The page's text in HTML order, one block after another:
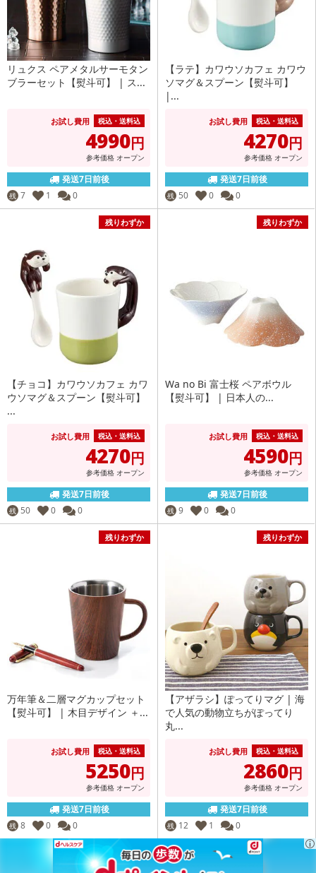
リュクス ペアメタルサーモタン
ブラーセット【熨斗可】 | ス...
お試し費用 税込・送料込
4990円
参考価格 オープン
発送7日前後
残 7 1 0
【ラテ】カワウソカフェ カワウ
ソマグ＆スプーン【熨斗可】
|...
お試し費用 税込・送料込
4270円
参考価格 オープン
発送7日前後
残 50 0 0
残りわずか
【チョコ】カワウソカフェ カワ
ウソマグ＆スプーン【熨斗可】
...
お試し費用 税込・送料込
4270円
参考価格 オープン
発送7日前後
残 50 0 0
残りわずか
Wa no Bi 富士桜 ペアボウル
【熨斗可】 | 日本人の...
お試し費用 税込・送料込
4590円
参考価格 オープン
発送7日前後
残 9 0 0
残りわずか
万年筆＆二層マグカップセット
【熨斗可】 | 木目デザイン ＋...
お試し費用 税込・送料込
5250円
参考価格 オープン
発送7日前後
残 8 0 0
残りわずか
【アザラシ】ぽってりマグ | 海
で人気の動物立ちがぽってり
丸...
お試し費用 税込・送料込
2860円
参考価格 オープン
発送7日前後
残 12 1 0